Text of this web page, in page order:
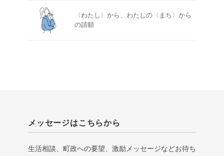
〈わたし〉から、わたしの〈まち〉から
の請願
メッセージはこちらから
生活相談、町政への要望、激励メッセージなどお待ち